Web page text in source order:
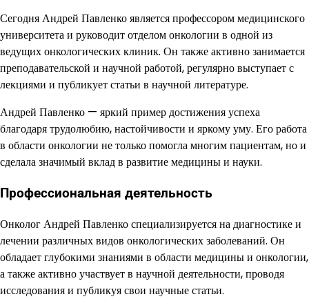
Сегодня Андрей Павленко является профессором медицинского
университета и руководит отделом онкологии в одной из
ведущих онкологических клиник. Он также активно занимается
преподавательской и научной работой, регулярно выступает с
лекциями и публикует статьи в научной литературе.
Андрей Павленко — яркий пример достижения успеха
благодаря трудолюбию, настойчивости и яркому уму. Его работа
в области онкологии не только помогла многим пациентам, но и
сделала значимый вклад в развитие медицины и науки.
Профессиональная деятельность
Онколог Андрей Павленко специализируется на диагностике и
лечении различных видов онкологических заболеваний. Он
обладает глубокими знаниями в области медицины и онкологии,
а также активно участвует в научной деятельности, проводя
исследования и публикуя свои научные статьи.